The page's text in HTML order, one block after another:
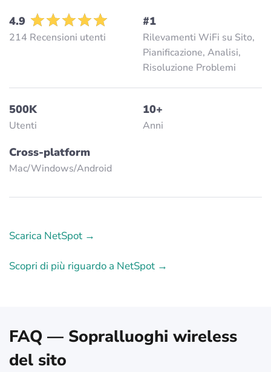
4.9
214 Recensioni utenti
#1
Rilevamenti WiFi su Sito,
Pianificazione, Analisi,
Risoluzione Problemi
500K
Utenti
10+
Anni
Cross-platform
Mac/Windows/Аndroid
Scarica NetSpot →
Scopri di più riguardo a NetSpot →
FAQ — Sopralluoghi wireless
del sito